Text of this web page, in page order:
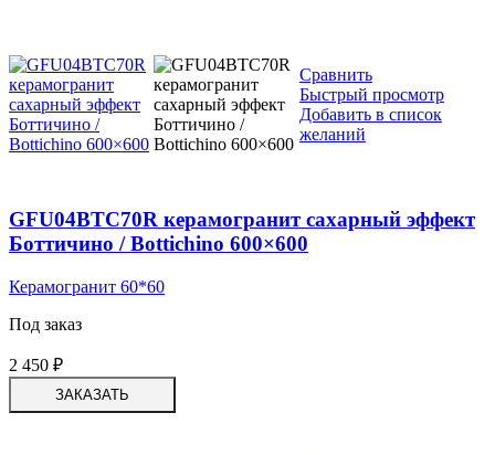
Сравнить
Быстрый просмотр
Добавить в список
желаний
GFU04BTC70R керамогранит сахарный эффект
Боттичино / Bottichino 600×600
Керамогранит 60*60
Под заказ
2 450 ₽
ЗАКАЗАТЬ